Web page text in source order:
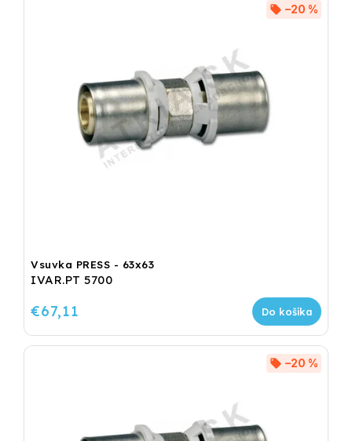
Vsuvka PRESS - 63x63
IVAR.PT 5700
–20 %
€67,11 Do košíka
–20 %